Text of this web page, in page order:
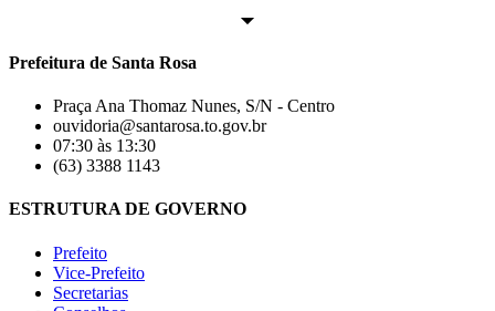
Prefeitura de Santa Rosa
Praça Ana Thomaz Nunes, S/N - Centro
ouvidoria@santarosa.to.gov.br
07:30 às 13:30
(63) 3388 1143
ESTRUTURA DE GOVERNO
Prefeito
Vice-Prefeito
Secretarias